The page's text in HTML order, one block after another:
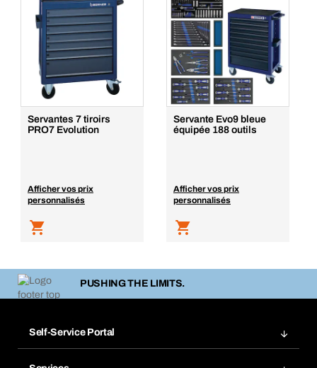
Servantes 7 tiroirs
PRO7 Evolution
Afficher vos prix
personnalisés
Servante Evo9 bleue
équipée 188 outils
Afficher vos prix
personnalisés
PUSHING THE LIMITS.
Self-Service Portal